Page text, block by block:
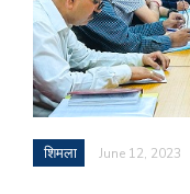
शिमला June 12, 2023